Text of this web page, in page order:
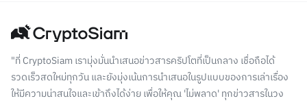
"ที่ CryptoSiam เรามุ่งมั่นนำเสนอข่าวสารคริปโตที่เป็นกลาง เชื่อถือได้
รวดเร็วสดใหม่ทุกวัน และยังมุ่งเน้นการนำเสนอในรูปแบบของการเล่าเรื่อง
ให้มีความน่าสนใจและเข้าถึงได้ง่าย เพื่อให้คุณ 'ไม่พลาด' ทุกข่าวสารในวง